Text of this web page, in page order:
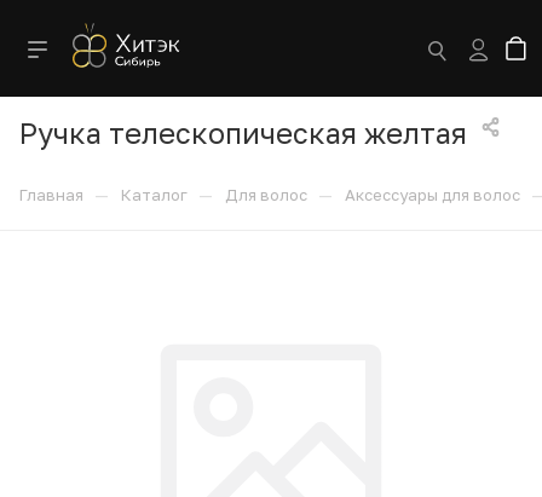
Ручка телескопическая желтая
Главная — Каталог — Для волос — Аксессуары для волос